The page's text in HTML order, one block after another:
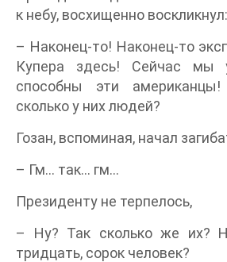
к небу, восхищенно воскликнул:
– Наконец-то! Наконец-то
Купера здесь! Сейчас мы
способны эти
сколько у них людей?
Гозан, вспоминая, начал
– Гм... так... гм...
Президенту не терпелось,
– Ну? Так сколько же их?
тридцать, сорок человек?